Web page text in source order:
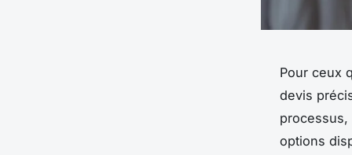
Pour ceux
devis
options